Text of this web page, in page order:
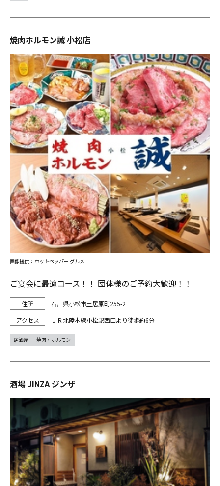
焼肉ホルモン誠 小松店
ご宴会に最適コース！！ 団体様のご予約大歓迎！！
石川県小松市土居原町255-2
ＪＲ北陸本線小松駅西口より徒歩約6分
画像提供：ホットペッパー グルメ
居酒屋 焼肉・ホルモン
酒場 JINZA ジンザ